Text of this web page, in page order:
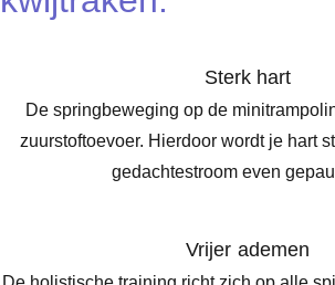
Sterk hart
De springbeweging op de
zuurstoftoevoer. Hierdoor wordt je hart
gedachtestroom even
Vrijer ademen